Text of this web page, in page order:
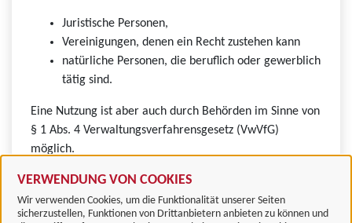
VERWENDUNG VON COOKIES
Wir verwenden Cookies, um die Funktionalität unserer Seiten
sicherzustellen, Funktionen von Drittanbietern anbieten zu können und
Juristische Personen,
Vereinigungen, denen ein Recht zustehen kann
natürliche Personen, die beruflich oder gewerblich
tätig sind.
Eine Nutzung ist aber auch durch Behörden im Sinne von
§ 1 Abs. 4 Verwaltungsverfahrensgesetz (VwVfG)
möglich.